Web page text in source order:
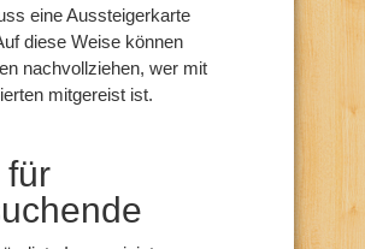
eine Aussteigerkarte
diese Weise können
nachvollziehen, wer mit
mitgereist ist.
für